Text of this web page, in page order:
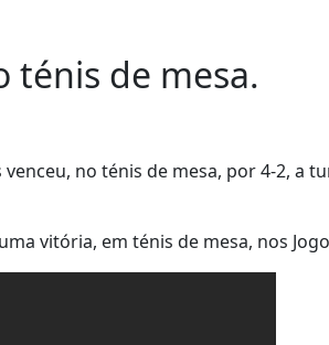
ténis de mesa.
no ténis de mesa, por 4-2, a
vitória, em ténis de mesa, nos